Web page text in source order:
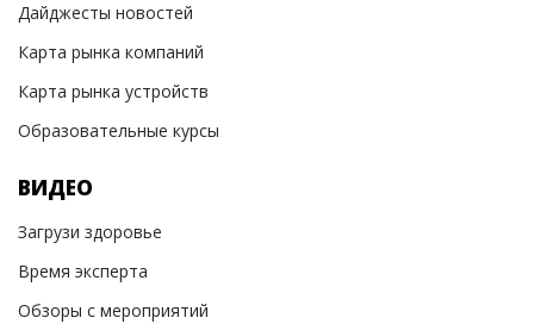
Дайджесты новостей
Карта рынка компаний
Карта рынка устройств
Образовательные курсы
ВИДЕО
Загрузи здоровье
Время эксперта
Обзоры с мероприятий